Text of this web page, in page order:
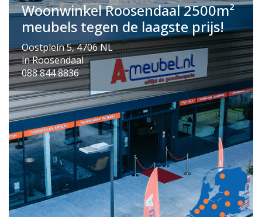
Woonwinkel Roosendaal 2500m²
meubels tegen de laagste prijs!
Oostplein 5, 4706 NL
in Roosendaal
088 844 8836